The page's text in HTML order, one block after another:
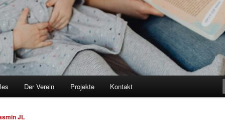
Der Verein Projekte Kontakt
JL